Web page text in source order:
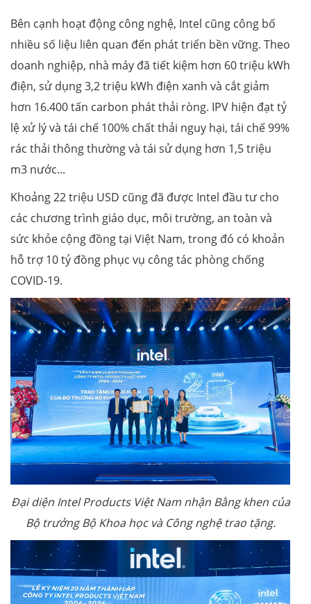
Bên cạnh hoạt động công nghệ, Intel cũng công bố
nhiều số liệu liên quan đến phát triển bền vững. Theo
doanh nghiệp, nhà máy đã tiết kiệm hơn 60 triệu kWh
điện, sử dụng 3,2 triệu kWh điện xanh và cắt giảm
hơn 16.400 tấn carbon phát thải ròng. IPV hiện đạt tỷ
lệ xử lý và tái chế 100% chất thải nguy hại, tái chế 99%
rác thải thông thường và tái sử dụng hơn 1,5 triệu
m3 nước...
Khoảng 22 triệu USD cũng đã được Intel đầu tư cho
các chương trình giáo dục, môi trường, an toàn và
sức khỏe cộng đồng tại Việt Nam, trong đó có khoản
hỗ trợ 10 tỷ đồng phục vụ công tác phòng chống
COVID-19.
Đại diện Intel Products Việt Nam nhận Bằng khen của
Bộ trưởng Bộ Khoa học và Công nghệ trao tặng.